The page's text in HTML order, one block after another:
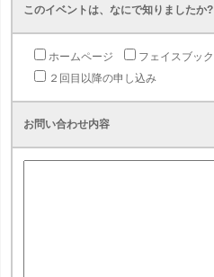
このイベントは、なにで知りましたか?
ホームページ フェイスブック
２回目以降の申し込み
お問い合わせ内容